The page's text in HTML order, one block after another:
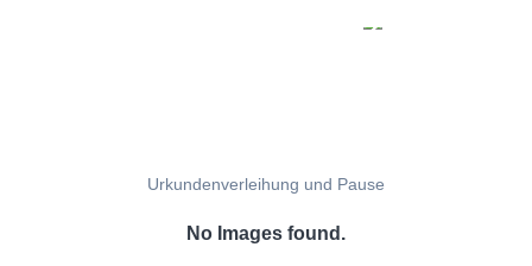
Urkundenverleihung und Pause
No Images found.